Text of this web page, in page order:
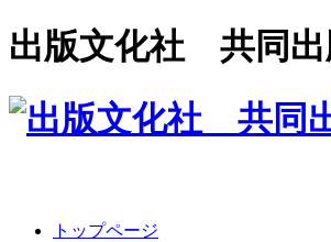
出版文化社 共同出
トップページ